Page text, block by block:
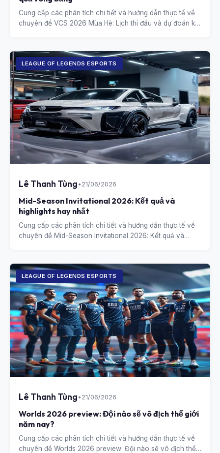
Cung cấp các phân tích chi tiết và hướng dẫn thực tế về
chuyên đề VCS 2026 Mùa Hè: Lịch thi đấu và dự đoán kết
LEAGUE OF LEGENDS ESPORTS
Lê Thanh Tùng • 21/06/2026
Mid-Season Invitational 2026: Kết quả và
highlights hay nhất
Cung cấp các phân tích chi tiết và hướng dẫn thực tế về
chuyên đề Mid-Season Invitational 2026: Kết quả và
LEAGUE OF LEGENDS ESPORTS
Lê Thanh Tùng • 21/06/2026
Worlds 2026 preview: Đội nào sẽ vô địch thế giới
năm nay?
Cung cấp các phân tích chi tiết và hướng dẫn thực tế về
chuyên đề Worlds 2026 preview: Đội nào sẽ vô địch thế